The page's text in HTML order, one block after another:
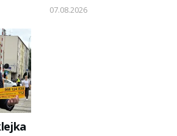
07.08.2026